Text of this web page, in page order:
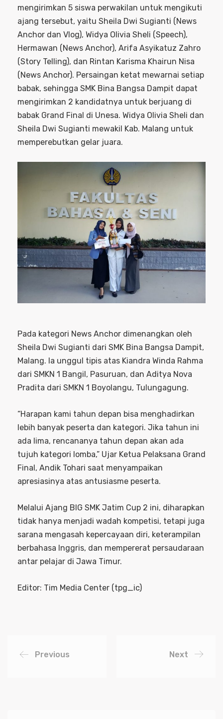
mengirimkan 5 siswa perwakilan untuk mengikuti
ajang tersebut, yaitu Sheila Dwi Sugianti (News
Anchor dan Vlog), Widya Olivia Sheli (Speech),
Hermawan (News Anchor), Arifa Asyikatuz Zahro
(Story Telling), dan Rintan Karisma Khairun Nisa
(News Anchor). Persaingan ketat mewarnai setiap
babak, sehingga SMK Bina Bangsa Dampit dapat
mengirimkan 2 kandidatnya untuk berjuang di
babak Grand Final di Unesa. Widya Olivia Sheli dan
Sheila Dwi Sugianti mewakil Kab. Malang untuk
memperebutkan gelar juara.
Pada kategori News Anchor dimenangkan oleh
Sheila Dwi Sugianti dari SMK Bina Bangsa Dampit,
Malang. Ia unggul tipis atas Kiandra Winda Rahma
dari SMKN 1 Bangil, Pasuruan, dan Aditya Nova
Pradita dari SMKN 1 Boyolangu, Tulungagung.
“Harapan kami tahun depan bisa menghadirkan
lebih banyak peserta dan kategori. Jika tahun ini
ada lima, rencananya tahun depan akan ada
tujuh kategori lomba,” Ujar Ketua Pelaksana Grand
Final, Andik Tohari saat menyampaikan
apresiasinya atas antusiasme peserta.
Melalui Ajang BIG SMK Jatim Cup 2 ini, diharapkan
tidak hanya menjadi wadah kompetisi, tetapi juga
sarana mengasah kepercayaan diri, keterampilan
berbahasa Inggris, dan mempererat persaudaraan
antar pelajar di Jawa Timur.
Editor: Tim Media Center (tpg_ic)
Previous Next